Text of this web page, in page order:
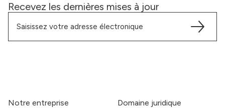
Recevez les dernières mises à jour
Notre entreprise Domaine juridique